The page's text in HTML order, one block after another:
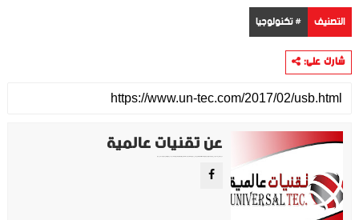
التصنيف # تكنولوجيا
شارك على:
عن تقنيات عالمية